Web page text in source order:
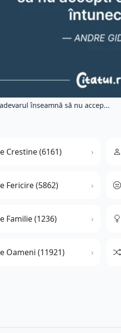
înseamnă să nu accep...
Crestine (6161)
Fericire (5862)
Familie (1236)
Oameni (11921)